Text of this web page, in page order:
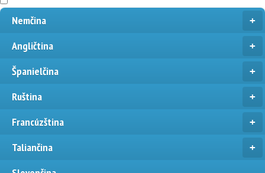
Nemčina
Angličtina
Španielčina
Ruština
Francúzština
Taliančina